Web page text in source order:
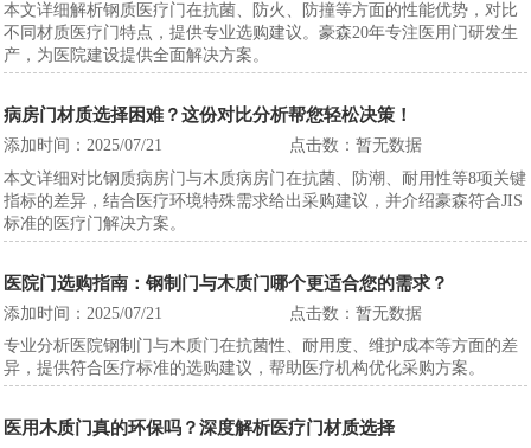
本文详细解析钢质医疗门在抗菌、防火、防撞等方面的性能优势，对比
不同材质医疗门特点，提供专业选购建议。豪森20年专注医用门研发生
产，为医院建设提供全面解决方案。
病房门材质选择困难？这份对比分析帮您轻松决策！
添加时间：2025/07/21
点击数：暂无数据
本文详细对比钢质病房门与木质病房门在抗菌、防潮、耐用性等8项关键
指标的差异，结合医疗环境特殊需求给出采购建议，并介绍豪森符合JIS
标准的医疗门解决方案。
医院门选购指南：钢制门与木质门哪个更适合您的需求？
添加时间：2025/07/21
点击数：暂无数据
专业分析医院钢制门与木质门在抗菌性、耐用度、维护成本等方面的差
异，提供符合医疗标准的选购建议，帮助医疗机构优化采购方案。
医用木质门真的环保吗？深度解析医疗门材质选择